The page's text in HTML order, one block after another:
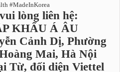
#MadeInKorea
lòng liên hệ:
KHẨU Á ÂU
Cảnh Dị, Phường
Mai, Hà Nội
Từ, đối diện Viettel